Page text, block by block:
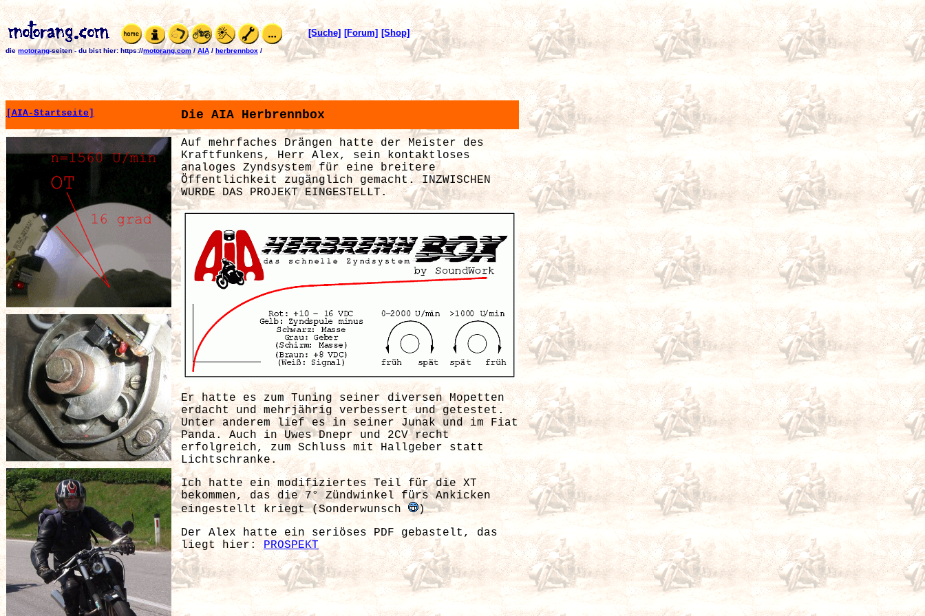
[Suche] [Forum] [Shop]
die motorang-seiten-du bist hier: https://motorang.com/ AIA/ herbrennbox /
[AIA-Startseite] Die AIA Herbrennbox
Auf mehrfaches Drängen hatte der Meister des
Kraftfunkens, Herr Alex, sein kontaktloses
analoges Zyndsystem für eine breitere
Öffentlichkeit zugänglich gemacht. INZWISCHEN
WURDE DAS PROJEKT EINGESTELLT.
Er hatte es zum Tuning seiner diversen Mopetten
erdacht und mehrjährig verbessert und getestet.
Unter anderem lief es in seiner Junak und im Fiat
Panda. Auch in Uwes Dnepr und 2CV recht
erfolgreich, zum Schluss mit Hallgeber statt
Lichtschranke.
Ich hatte ein modifiziertes Teil für die XT
bekommen, das die 7° Zündwinkel fürs Ankicken
eingestellt kriegt (Sonderwunsch
)
Der Alex hatte ein seriöses PDF gebastelt, das
liegt hier:PROSPEKT